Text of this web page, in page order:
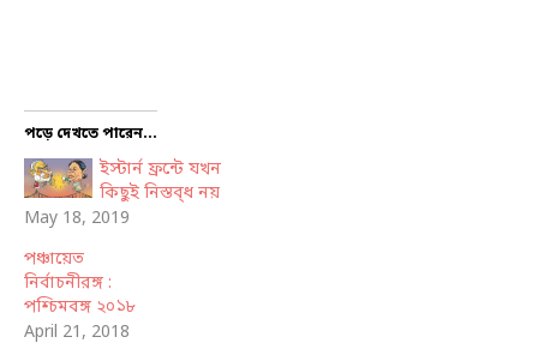
পড়ে দেখতে পারেন...
ইস্টার্ন ফ্রন্টে যখন
কিছুই নিস্তব্ধ নয়
May 18, 2019
পঞ্চায়েত
নির্বাচনীরঙ্গ :
পশ্চিমবঙ্গ ২০১৮
April 21, 2018